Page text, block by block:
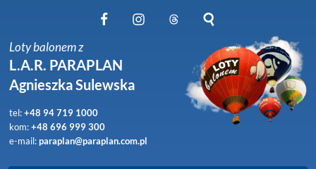
Obserwuj nas na Instagram
Obserwuj nas na Threads
Szukaj na stronie
Loty balonem z
L.A.R. PARAPLAN
Agnieszka Sulewska
tel:+48 94 719 1000
kom:+48 696 999 300
e-mail:paraplan@paraplan.com.pl